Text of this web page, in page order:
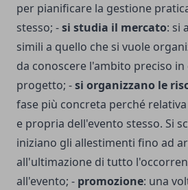
per pianificare la gestione
stesso; -si studia il mercato: si
simili a quello che si vuole
da conoscere l'ambito preciso
progetto; -si organizzano le
fase più concreta perché
e propria dell'evento stesso. Si
iniziano gli allestimenti fino ad
all'ultimazione di tutto
all'evento; - promozione: una